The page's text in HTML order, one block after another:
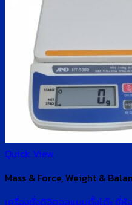
Quick View
Mass & Force, Weight &
เครื่องชั่งดิจิตอลแบบตั้งโต๊ะ ยี่